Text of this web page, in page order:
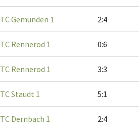
TC Gemünden 1 2:4
TC Rennerod 1 0:6
TC Rennerod 1 3:3
TC Staudt 1 5:1
TC Dernbach 1 2:4